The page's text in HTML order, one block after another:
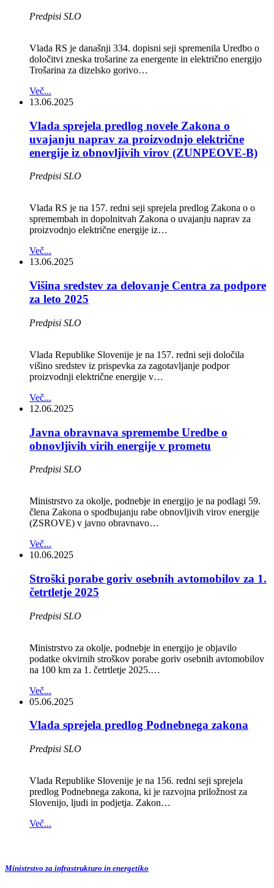
Predpisi SLO
Vlada RS je današnji 334. dopisni seji spremenila Uredbo o
določitvi zneska trošarine za energente in električno energijo
Trošarina za dizelsko gorivo…
Več...
13.06.2025
Vlada sprejela predlog novele Zakona o
uvajanju naprav za proizvodnjo električne
energije iz obnovljivih virov (ZUNPEOVE-B)
Predpisi SLO
Vlada RS je na 157. redni seji sprejela predlog Zakona o o
spremembah in dopolnitvah Zakona o uvajanju naprav za
proizvodnjo električne energije iz…
Več...
13.06.2025
Višina sredstev za delovanje Centra za podpore
za leto 2025
Predpisi SLO
Vlada Republike Slovenije je na 157. redni seji določila
višino sredstev iz prispevka za zagotavljanje podpor
proizvodnji električne energije v…
Več...
12.06.2025
Javna obravnava spremembe Uredbe o
obnovljivih virih energije v prometu
Predpisi SLO
Ministrstvo za okolje, podnebje in energijo je na podlagi 59.
člena Zakona o spodbujanju rabe obnovljivih virov energije
(ZSROVE) v javno obravnavo…
Več...
10.06.2025
Stroški porabe goriv osebnih avtomobilov za 1.
četrtletje 2025
Predpisi SLO
Ministrstvo za okolje, podnebje in energijo je objavilo
podatke okvirnih stroškov porabe goriv osebnih avtomobilov
na 100 km za 1. četrtletje 2025.…
Več...
05.06.2025
Vlada sprejela predlog Podnebnega zakona
Predpisi SLO
Vlada Republike Slovenije je na 156. redni seji sprejela
predlog Podnebnega zakona, ki je razvojna priložnost za
Slovenijo, ljudi in podjetja. Zakon…
Več...
Ministrstvo za infrastrukturo in energetiko